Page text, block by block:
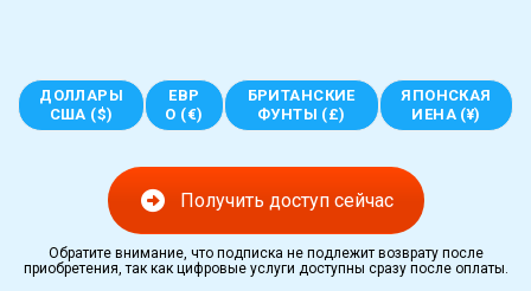
ДОЛЛАРЫ
США ($)
ЕВР
О (€)
БРИТАНСКИЕ
ФУНТЫ (£)
ЯПОНСКАЯ
ИЕНА (¥)
Получить доступ сейчас
Обратите внимание, что подписка не подлежит возврату после
приобретения, так как цифровые услуги доступны сразу после оплаты.